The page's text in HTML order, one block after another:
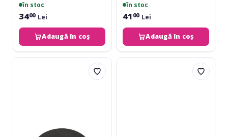
în stoc
3400 Lei
Adaugă în coș
în stoc
41 00 Lei
Adaugă în coș
Gewa
Petz